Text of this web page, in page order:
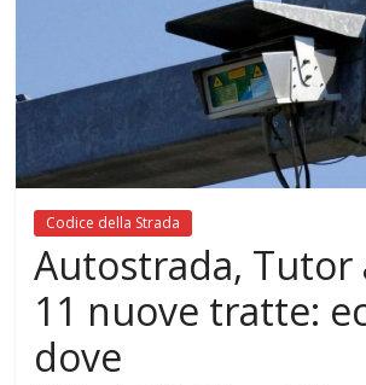
Codice della Strada
Autostrada, Tutor
11 nuove tratte:
dove